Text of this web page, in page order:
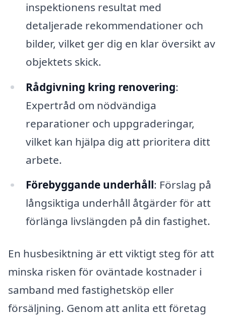
inspektionens resultat med
detaljerade rekommendationer och
bilder, vilket ger dig en klar översikt av
objektets skick.
Rådgivning kring renovering:
Expertråd om nödvändiga
reparationer och uppgraderingar,
vilket kan hjälpa dig att prioritera ditt
arbete.
Förebyggande underhåll: Förslag på
långsiktiga underhåll åtgärder för att
förlänga livslängden på din fastighet.
En husbesiktning är ett viktigt steg för att
minska risken för oväntade kostnader i
samband med fastighetsköp eller
försäljning. Genom att anlita ett företag